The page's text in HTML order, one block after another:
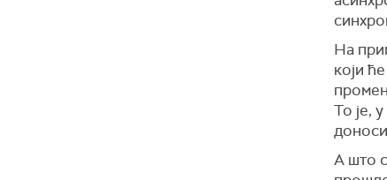
На
који
То је,
А што